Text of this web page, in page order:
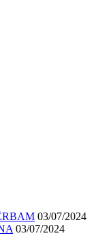
03/07/2024
03/07/2024